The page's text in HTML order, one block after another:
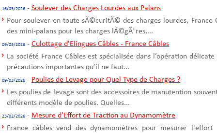
16/03/2026 - Soulever des Charges Lourdes aux Palans
Pour soulever en toute sÃ©curitÃ© des charges lourdes, France
des mini-palans pour les charges lÃ©gÃ¨res,...
09/03/2026 - Culottage d'Elingues Câbles - France Câbles
La société France Câbles est spécialisée dans l’opération
précautions importantes qu’il ne faut...
09/03/2026 - Poulies de Levage pour Quel Type de Charges ?
Les poulies de levage sont des accessoires de manutention
différents modèle de poulies. Quelles...
23/02/2026 - Mesure d'Effort de Traction au Dynamomètre
France câbles vend des dynamomètres pour mesurer